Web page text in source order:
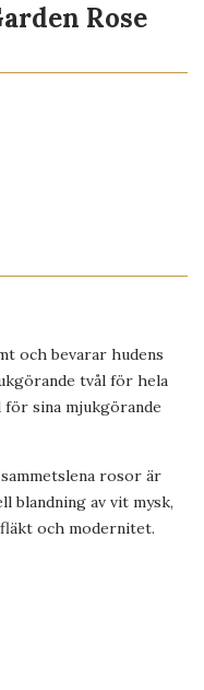
Rose
och bevarar hudens
tvål för hela
sina mjukgörande
rosor är
blandning av vit mysk,
och modernitet.